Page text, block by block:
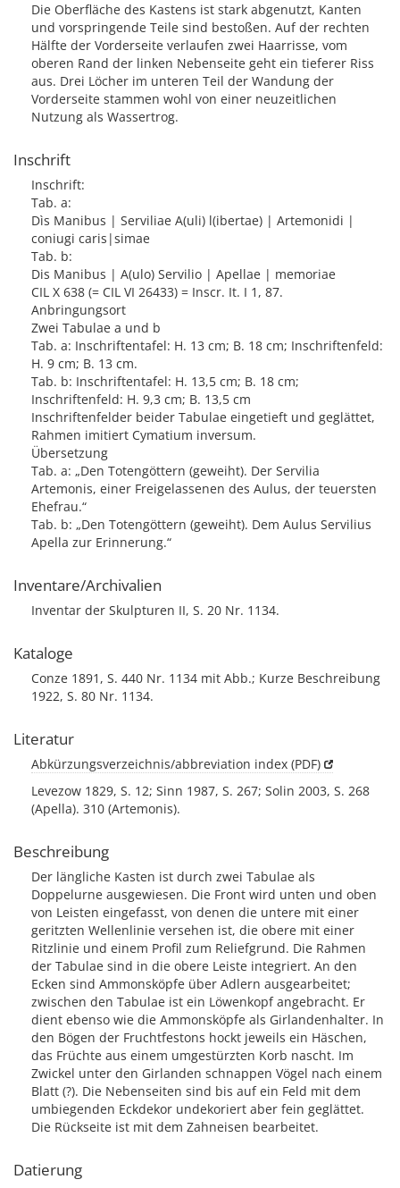
Die Oberfläche des Kastens ist stark abgenutzt, Kanten
und vorspringende Teile sind bestoßen. Auf der rechten
Hälfte der Vorderseite verlaufen zwei Haarrisse, vom
oberen Rand der linken Nebenseite geht ein tieferer Riss
aus. Drei Löcher im unteren Teil der Wandung der
Vorderseite stammen wohl von einer neuzeitlichen
Nutzung als Wassertrog.
Inschrift
Inschrift:
Tab. a:
Dìs Manibus | Serviliae A(uli) l(ibertae) | Artemonidi |
coniugi caris|simae
Tab. b:
Dis Manibus | A(ulo) Servilio | Apellae | memoriae
CIL X 638 (= CIL VI 26433) = Inscr. It. I 1, 87.
Anbringungsort
Zwei Tabulae a und b
Tab. a: Inschriftentafel: H. 13 cm; B. 18 cm; Inschriftenfeld:
H. 9 cm; B. 13 cm.
Tab. b: Inschriftentafel: H. 13,5 cm; B. 18 cm;
Inschriftenfeld: H. 9,3 cm; B. 13,5 cm
Inschriftenfelder beider Tabulae eingetieft und geglättet,
Rahmen imitiert Cymatium inversum.
Übersetzung
Tab. a: „Den Totengöttern (geweiht). Der Servilia
Artemonis, einer Freigelassenen des Aulus, der teuersten
Ehefrau.“
Tab. b: „Den Totengöttern (geweiht). Dem Aulus Servilius
Apella zur Erinnerung.“
Inventare/Archivalien
Inventar der Skulpturen II, S. 20 Nr. 1134.
Kataloge
Conze 1891, S. 440 Nr. 1134 mit Abb.; Kurze Beschreibung
1922, S. 80 Nr. 1134.
Literatur
Abkürzungsverzeichnis/abbreviation index (PDF)
Levezow 1829, S. 12; Sinn 1987, S. 267; Solin 2003, S. 268
(Apella). 310 (Artemonis).
Beschreibung
Der längliche Kasten ist durch zwei Tabulae als
Doppelurne ausgewiesen. Die Front wird unten und oben
von Leisten eingefasst, von denen die untere mit einer
geritzten Wellenlinie versehen ist, die obere mit einer
Ritzlinie und einem Profil zum Reliefgrund. Die Rahmen
der Tabulae sind in die obere Leiste integriert. An den
Ecken sind Ammonsköpfe über Adlern ausgearbeitet;
zwischen den Tabulae ist ein Löwenkopf angebracht. Er
dient ebenso wie die Ammonsköpfe als Girlandenhalter. In
den Bögen der Fruchtfestons hockt jeweils ein Häschen,
das Früchte aus einem umgestürzten Korb nascht. Im
Zwickel unter den Girlanden schnappen Vögel nach einem
Blatt (?). Die Nebenseiten sind bis auf ein Feld mit dem
umbiegenden Eckdekor undekoriert aber fein geglättet.
Die Rückseite ist mit dem Zahneisen bearbeitet.
Datierung